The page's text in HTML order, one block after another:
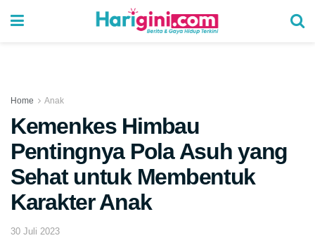
Home Anak
Kemenkes Himbau
Pentingnya Pola Asuh yang
Sehat untuk Membentuk
Karakter Anak
30 Juli 2023